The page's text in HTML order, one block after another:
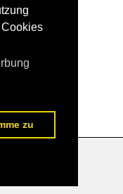
zu